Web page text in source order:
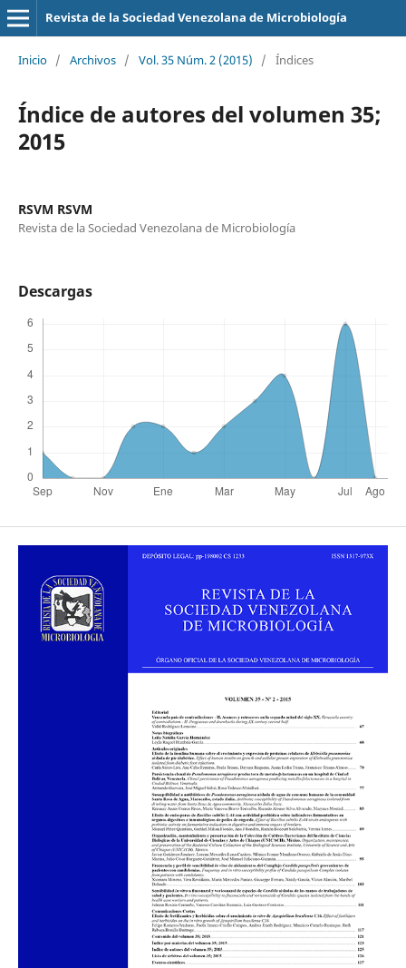
Revista de la Sociedad Venezolana de Microbiología
Inicio / Archivos / Vol. 35 Núm. 2 (2015) / Índices
Índice de autores del volumen 35;
2015
RSVM RSVM
Revista de la Sociedad Venezolana de Microbiología
Descargas